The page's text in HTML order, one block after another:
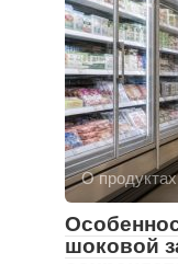
О
шоковой